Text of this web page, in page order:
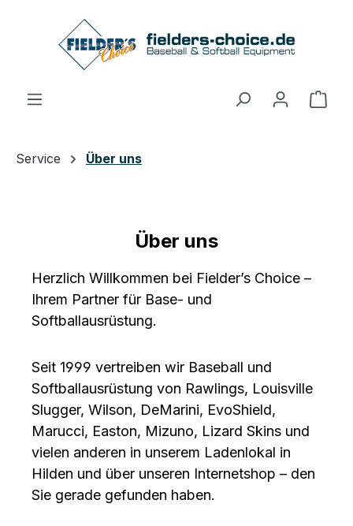
Zum Hauptinhalt springen
Service Über uns
Über uns
Herzlich Willkommen bei Fielder’s Choice –
Ihrem Partner für Base- und
Softballausrüstung.
Seit 1999 vertreiben wir Baseball und
Softballausrüstung von Rawlings, Louisville
Slugger, Wilson, DeMarini, EvoShield,
Marucci, Easton, Mizuno, Lizard Skins und
vielen anderen in unserem Ladenlokal in
Hilden und über unseren Internetshop – den
Sie gerade gefunden haben.